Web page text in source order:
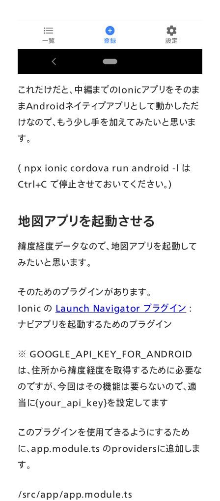
これだけだと、中編までのIonicアプリをそのま
まAndroidネイティブアプリとして動かしただ
けなので、もう少し手を加えてみたいと思いま
す。
( npx ionic cordova run android -l は
Ctrl+C で停止させておいてください。)
地図アプリを起動させる
緯度経度データなので、地図アプリを起動して
みたいと思います。
そのためのプラグインがあります。
Ionic の Launch Navigator プラグイン :
ナビアプリを起動するためのプラグイン
※ GOOGLE_API_KEY_FOR_ANDROID
は、住所から緯度経度を取得するために必要な
のですが、今回はその機能は要らないので、適
当に{your_api_key}を設定してます
このプラグインを使用できるようにするため
に、app.module.ts のprovidersに追加しま
す。
/src/app/app.module.ts